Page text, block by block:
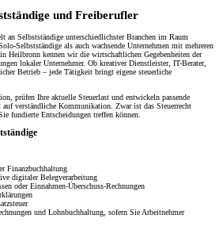
und Freiberufler
an Selbstständige unterschiedlichster Branchen im Raum
Selbstständige als auch wachsende Unternehmen mit mehreren
Heilbronn kennen wir die wirtschaftlichen Gegebenheiten der
lokaler Unternehmer. Ob kreativer Dienstleister, IT-Berater,
Betrieb – jede Tätigkeit bringt eigene steuerliche
prüfen Ihre aktuelle Steuerlast und entwickeln passende
verständliche Kommunikation. Zwar ist das Steuerrecht
fundierte Entscheidungen treffen können.
Finanzbuchhaltung
digitaler Belegverarbeitung
oder Einnahmen-Überschuss-Rechnungen
und Lohnbuchhaltung, sofern Sie Arbeitnehmer